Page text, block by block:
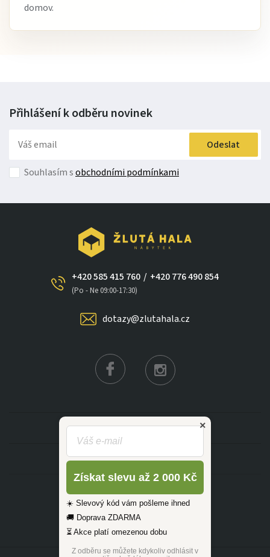
domov.
Přihlášení k odběru novinek
Odeslat
Souhlasím sobchodními podmínkami
+420 585 415 760
(Po - Ne 09:00-17:30)
/ +420 776 490 854
dotazy@zlutahala.cz
KATEGORIE
INFORMACE
Získat slevu až 2 000 Kč
☀️ Slevový kód vám pošleme ihned
🚚 Doprava ZDARMA
⏳ Akce platí omezenou dobu
Z odběru se můžete kdykoliv odhlásit v